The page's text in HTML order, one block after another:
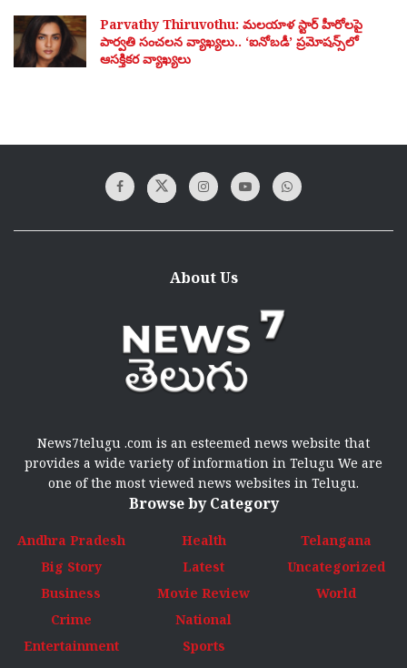
Parvathy Thiruvothu: మలయాళ స్టార్ హీరోలపై
పార్వతి సంచలన వ్యాఖ్యలు.. ‘ఐనోబడీ’ ప్రమోషన్స్‌లో
ఆసక్తికర వ్యాఖ్యలు
About Us
News7telugu .com is an esteemed news website that
provides a wide variety of information in Telugu We are
one of the most viewed news websites in Telugu.
Browse by Category
Andhra Pradesh
Big Story
Business
Crime
Entertainment
Health
Latest
Movie Review
National
Sports
Telangana
Uncategorized
World